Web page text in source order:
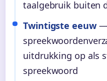
taalgebruik buiten
Twintigste eeuw—
uitdrukking op als
spreekwoord